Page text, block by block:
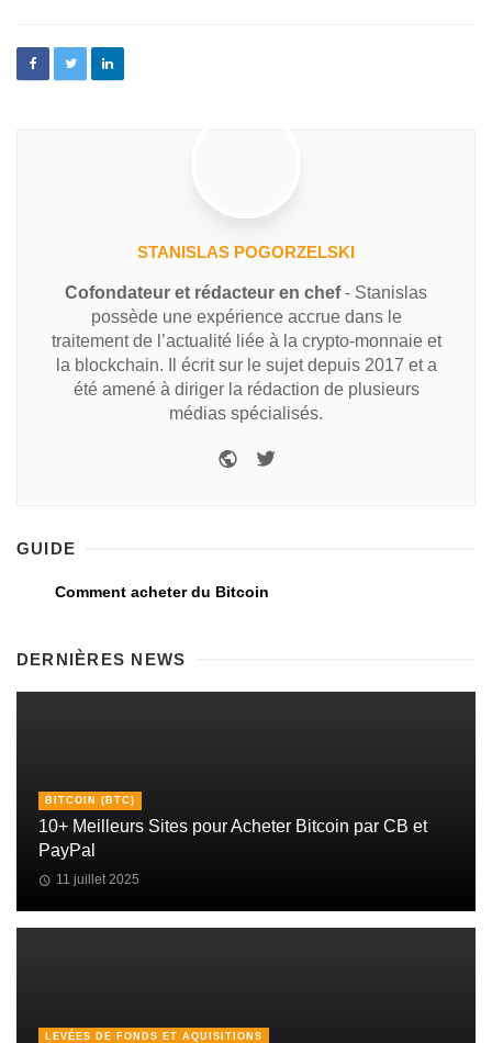
STANISLAS POGORZELSKI
Cofondateur et rédacteur en chef- Stanislas
possède une expérience accrue dans le
traitement de l’actualité liée à la crypto-monnaie et
la blockchain. Il écrit sur le sujet depuis 2017 et a
été amené à diriger la rédaction de plusieurs
médias spécialisés.
GUIDE
Comment acheter du Bitcoin
DERNIÈRES NEWS
BITCOIN (BTC)
10+ Meilleurs Sites pour Acheter Bitcoin par CB et
PayPal
11 juillet 2025
LEVÉES DE FONDS ET AQUISITIONS